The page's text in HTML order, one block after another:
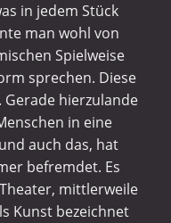
in jedem Stück
man wohl von
Spielweise
sprechen. Diese
hierzulande
in eine
auch das, hat
befremdet. Es
mittlerweile
Kunst bezeichnet